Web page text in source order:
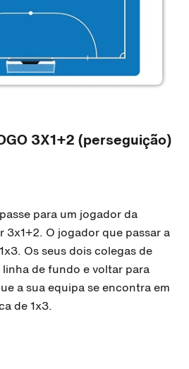
3X1+2 (perseguição)
para um jogador da
3x1+2. O jogador que passar a
Os seus dois colegas de
de fundo e voltar para
a sua equipa se encontra em
de 1x3.